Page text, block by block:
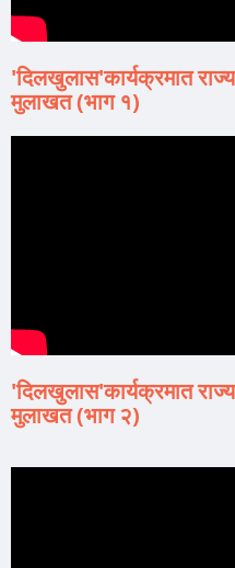
'दिलखुलास'कार्यक्रमात
मुलाखत (भाग १)
'दिलखुलास'कार्यक्रमात
मुलाखत (भाग २)